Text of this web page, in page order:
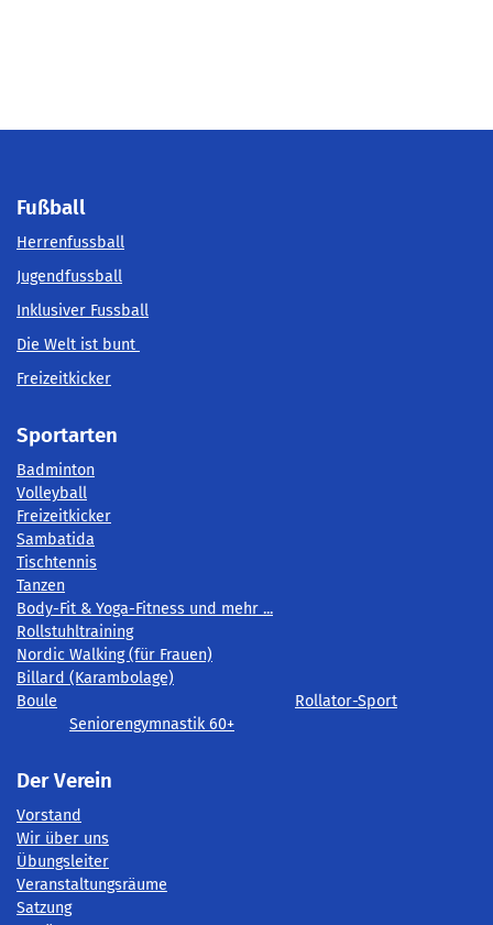
Fußball
Herrenfussball
Jugendfussball
Inklusiver Fussball
Die Welt ist bunt
Freizeitkicker
Sportarten
Badminton
Volleyball
Freizeitkicker
Sambatida
Tischtennis
Tanzen
Body-Fit & Yoga-Fitness und mehr ...
Rollstuhltraining
Nordic Walking (für Frauen)
Billard (Karambolage)
Boule
Rollator-Sport
Seniorengymnastik 60+
Der Verein
Vorstand
Wir über uns
Übungsleiter
Veranstaltungsräume
Satzung